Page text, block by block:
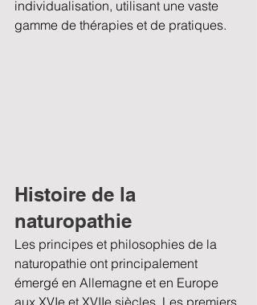
individualisation, utilisant une vaste
gamme de thérapies et de pratiques.
Histoire de la
naturopathie
Les principes et philosophies de la
naturopathie ont principalement
émergé en Allemagne et en Europe